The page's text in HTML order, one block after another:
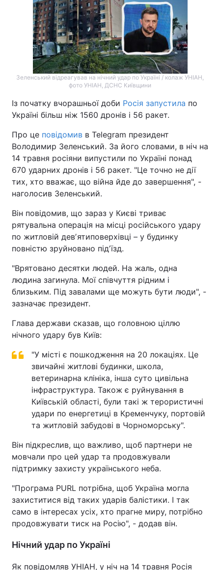
Зеленський відреагував на нічний удар по Україні / колаж УНІАН,
фото УНІАН, ДСНС Київщини
Із початку вчорашньої доби Росія запустила по
Україні більш ніж 1560 дронів і 56 ракет.
Про це повідомив в Telegram президент
Володимир Зеленський. За його словами, в ніч на
14 травня росіяни випустили по Україні понад
670 ударних дронів і 56 ракет. "Це точно не дії
тих, хто вважає, що війна йде до завершення", -
наголосив Зеленський.
Він повідомив, що зараз у Києві триває
рятувальна операція на місці російського удару
по житловій девʼятиповерхівці – у будинку
повністю зруйновано підʼїзд.
"Врятовано десятки людей. На жаль, одна
людина загинула. Мої співчуття рідним і
близьким. Під завалами ще можуть бути люди", -
зазначає президент.
Глава держави сказав, що головною ціллю
нічного удару був Київ:
"У місті є пошкодження на 20 локаціях. Це
звичайні житлові будинки, школа,
ветеринарна клініка, інша суто цивільна
інфраструктура. Також є руйнування в
Київській області, були такі ж терористичні
удари по енергетиці в Кременчуку, портовій
та житловій забудові в Чорноморську".
Він підкреслив, що важливо, щоб партнери не
мовчали про цей удар та продовжували
підтримку захисту українського неба.
"Програма PURL потрібна, щоб Україна могла
захиститися від таких ударів балістики. І так
само в інтересах усіх, хто прагне миру, потрібно
продовжувати тиск на Росію", - додав він.
Нічний удар по Україні
Як повідомляв УНІАН, у ніч на 14 травня Росія